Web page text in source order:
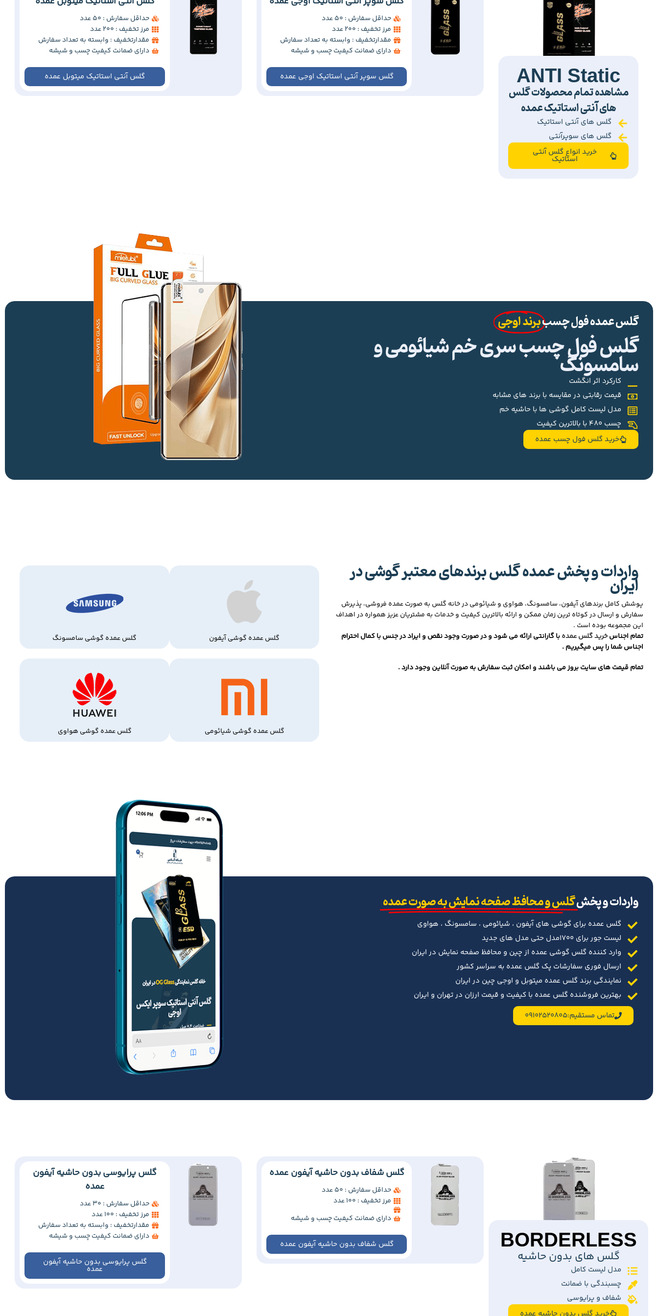
ANTI Static
مشاهده تمام محصولات گلس
های آنتی استاتیک عمده
گلس های آنتی استاتیک
گلس های سوپرآنتی
خرید انواع گلس آنتی
استاتیک
حداقل سفارش : 50 عدد
مرز تخفیف : 200 عدد
مقدارتخفیف : وابسته به تعداد سفارش
دارای ضمانت کیفیت چسب و شیشه
گلس سوپر آنتی استاتیک اوجی عمده
حداقل سفارش : 50 عدد
مرز تخفیف : 200 عدد
مقدارتخفیف : وابسته به تعداد سفارش
دارای ضمانت کیفیت چسب و شیشه
گلس آنتی استاتیک میتوبل عمده
گلس عمده فول چسببرند اوجی
گلس فول چسب سری خم شیائومی و
سامسونگ
کارکرد اثر انگشت
قیمت رقابتی در مقایسه با برند های مشابه
مدل لیست کامل گوشی ها با حاشیه خم
چسب 480 با بالاترین کیفیت
خرید گلس فول چسب عمده
واردات و پخش عمده گلس برندهای معتبر گوشی در
ایران
پوشش کامل برندهای آیفون، سامسونگ، هواوی و شیائومی در خانه گلس به صورت عمده فروشی، پذیرش
سفارش و ارسال در کوتاه ترین زمان ممکن و ارائه بالاترین کیفیت و خدمات به مشتریان عزیز همواره در اهداف
این مجموعه بوده است .
تمام اجناسخرید گلس عمدهبا گارانتی ارائه می شود و در صورت وجود نقص و ایراد در جنس با کمال احترام
اجناس شما را پس میگیریم .
تمام قیمت های سایت بروز می باشند و امکان ثبت سفارش به صورت آنلاین وجود دارد .
گلس عمده گوشی آیفون گلس عمده گوشی سامسونگ
گلس عمده گوشی شیائومی گلس عمده گوشی هواوی
‌واردات و پخشگلس و محافظ صفحه نمایش به صورت عمده
گلس عمده برای گوشی های آیفون ، شیائومی ، سامسونگ ، هواوی
لیست جور برای 1700مدل حتی مدل های جدید
وارد کننده گلس گوشی عمده از چین و محافظ صفحه نمایش در ایران
ارسال فوری سفارشات پک گلس عمده به سراسر کشور
نمایندگی برند گلس عمده میتوبل و اوجی چین در ایران
بهترین فروشنده گلس عمده با کیفیت و قیمت ارزان در تهران و ایران
تماس مستقیم:09102520805
BORDERLESS
گلس های بدون حاشیه
مدل لیست کامل
چسبندگی با ضمانت
شفاف و پرایوسی
گلس شفاف بدون حاشیه آیفون عمده
حداقل سفارش : 50 عدد
مرز تخفیف : 100 عدد
دارای ضمانت کیفیت چسب و شیشه
گلس شفاف بدون حاشیه آیفون عمده
گلس پرایوسی بدون حاشیه آیفون
عمده
حداقل سفارش : 30 عدد
مرز تخفیف : 100 عدد
مقدارتخفیف : وابسته به تعداد سفارش
دارای ضمانت کیفیت چسب و شیشه
گلس پرایوسی بدون حاشیه آیفون
عمده